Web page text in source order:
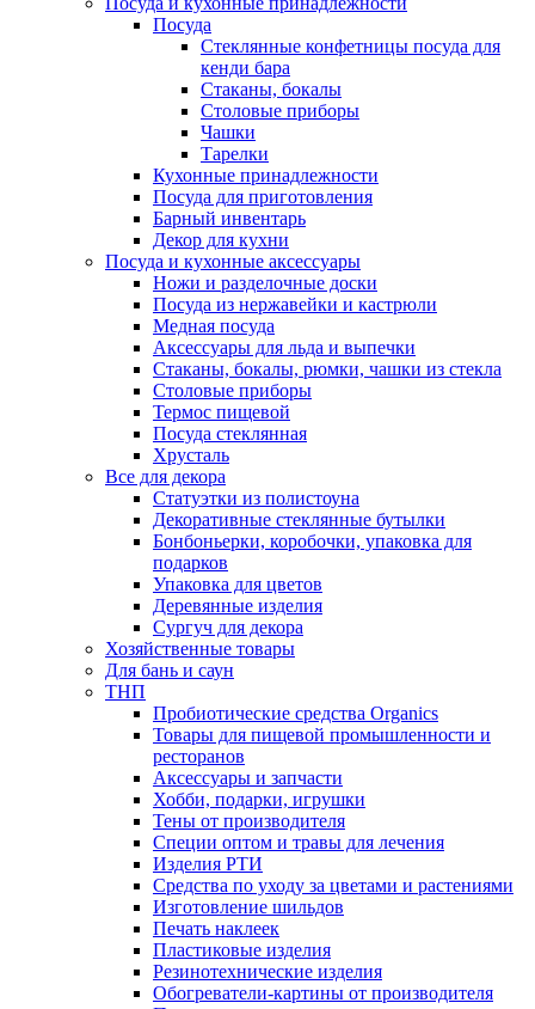
Посуда
Стеклянные конфетницы посуда для
кенди бара
Стаканы, бокалы
Столовые приборы
Чашки
Тарелки
Кухонные принадлежности
Посуда для приготовления
Барный инвентарь
Декор для кухни
Посуда и кухонные аксессуары
Ножи и разделочные доски
Посуда из нержавейки и кастрюли
Медная посуда
Аксессуары для льда и выпечки
Стаканы, бокалы, рюмки, чашки из стекла
Столовые приборы
Термос пищевой
Посуда стеклянная
Хрусталь
Все для декора
Статуэтки из полистоуна
Декоративные стеклянные бутылки
Бонбоньерки, коробочки, упаковка для
подарков
Упаковка для цветов
Деревянные изделия
Сургуч для декора
Хозяйственные товары
Для бань и саун
ТНП
Пробиотические средства Organics
Товары для пищевой промышленности и
ресторанов
Аксессуары и запчасти
Хобби, подарки, игрушки
Тены от производителя
Специи оптом и травы для лечения
Изделия РТИ
Средства по уходу за цветами и растениями
Изготовление шильдов
Печать наклеек
Пластиковые изделия
Резинотехнические изделия
Обогреватели-картины от производителя